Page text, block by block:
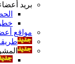
بريد
مواقع